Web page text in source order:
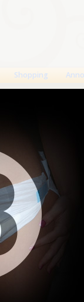
Shopping
passe